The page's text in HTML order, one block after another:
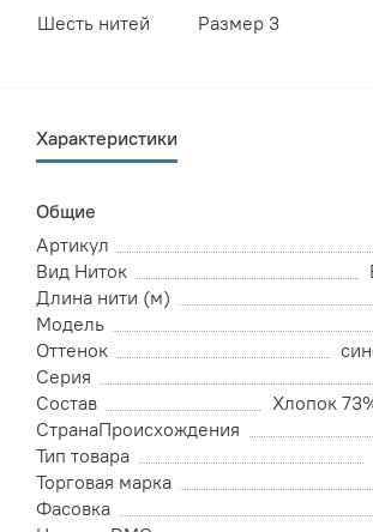
Шесть нитей
Размер 3
Характеристики
Общие
Артикул
Вид Ниток
Длина нити (м)
Модель
Оттенок
Серия
Состав
Хлопок
СтранаПроисхождения
Тип товара
Торговая марка
Фасовка